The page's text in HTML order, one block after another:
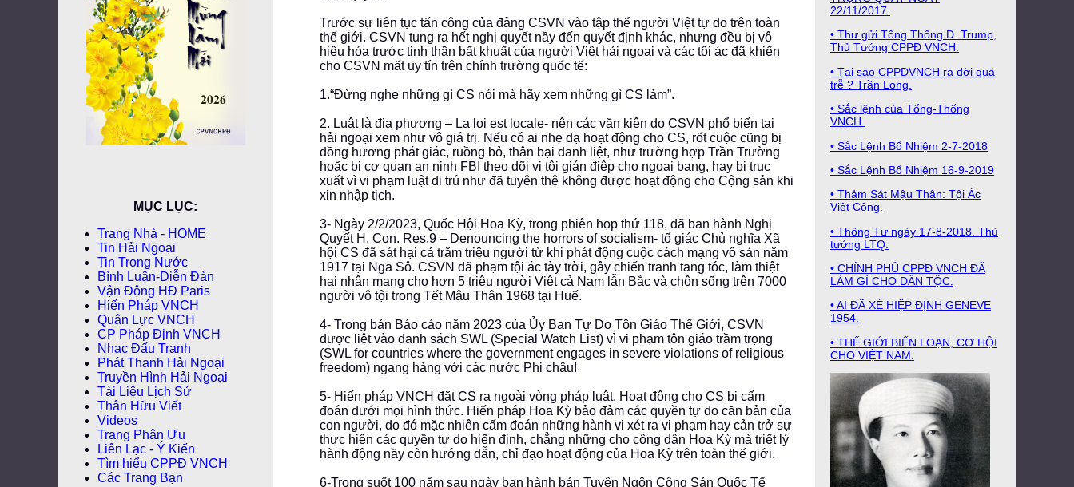
MỤC LỤC:
Trang Nhà - HOME
Tin Hải Ngoại
Tin Trong Nước
Bình Luận-Diễn Ðàn
Vận Động HĐ Paris
Hiến Pháp VNCH
Quân Lực VNCH
CP Pháp Ðịnh VNCH
Nhạc Đấu Tranh
Phát Thanh Hải Ngoại
Truyền Hình Hải Ngoại
Tài Liệu Lịch Sử
Thân Hữu Viết
Videos
Trang Phân Ưu
Liên Lạc - Ý Kiến
Tìm hiểu CPPÐ VNCH
Các Trang Bạn
22/11/2017.
• Thư gửi Tổng Thống D. Trump,
Thủ Tướng CPPĐ VNCH.
• Tại sao CPPDVNCH ra đời quá
trễ ? Trần Long.
• Sắc lệnh của Tổng-Thống
VNCH.
• Sắc Lệnh Bổ Nhiệm 2-7-2018
• Sắc Lệnh Bổ Nhiệm 16-9-2019
• Thảm Sát Mậu Thân: Tội Ác
Việt Cộng.
• Thông Tư ngày 17-8-2018. Thủ
tướng LTQ.
• CHÍNH PHỦ CPPĐ VNCH ĐÃ
LÀM GÌ CHO DÂN TỘC.
• AI ĐÃ XÉ HIỆP ĐỊNH GENEVE
1954.
• THẾ GIỚI BIẾN LOẠN, CƠ HỘI
CHO VIỆT NAM.
Trước sự liên tục tấn công của đảng CSVN vào tập thể người Việt tự do trên toàn
thế giới. CSVN tung ra hết nghị quyết nầy đến quyết định khác, nhưng đều bị vô
hiệu hóa trước tinh thần bất khuất của người Việt hải ngoại và các tội ác đã khiến
cho CSVN mất uy tín trên chính trường quốc tế:
1.“Đừng nghe những gì CS nói mà hãy xem những gì CS làm”.
2. Luật là địa phương – La loi est locale- nên các văn kiện do CSVN phổ biến tại
hải ngoại xem như vô giá trị. Nếu có ai nhẹ dạ hoạt động cho CS, rốt cuộc cũng bị
đồng hương phát giác, ruồng bỏ, thân bại danh liệt, như trường hợp Trần Trường
hoặc bị cơ quan an ninh FBI theo dõi vị tội gián điệp cho ngoại bang, hay bị trục
xuất vì vi phạm luật di trú như đã tuyên thệ không được hoạt động cho Cộng sản khi
xin nhập tịch.
3- Ngày 2/2/2023, Quốc Hội Hoa Kỳ, trong phiên họp thứ 118, đã ban hành Nghị
Quyết H. Con. Res.9 – Denouncing the horrors of socialism- tố giác Chủ nghĩa Xã
hội CS đã sát hại cả trăm triệu người từ khi phát động cuộc cách mạng vô sản năm
1917 tại Nga Sô. CSVN đã phạm tội ác tày trời, gây chiến tranh tang tóc, làm thiệt
hại nhân mạng cho hơn 5 triệu người Việt cả Nam lẫn Bắc và chôn sống trên 7000
người vô tội trong Tết Mậu Thân 1968 tại Huế.
4- Trong bản Báo cáo năm 2023 của Ủy Ban Tự Do Tôn Giáo Thế Giới, CSVN
được liệt vào danh sách SWL (Special Watch List) vì vi phạm tôn giáo trầm trọng
(SWL for countries where the government engages in severe violations of religious
freedom) ngang hàng với các nước Phi châu!
5- Hiến pháp VNCH đặt CS ra ngoài vòng pháp luật. Hoạt động cho CS bị cấm
đoán dưới mọi hình thức. Hiến pháp Hoa Kỳ bảo đảm các quyền tự do căn bản của
con người, do đó mặc nhiên cấm đoán những hành vi xét ra vi phạm hay cản trở sự
thực hiện các quyền tự do hiến định, chẳng những cho công dân Hoa Kỳ mà triết lý
hành động nầy còn hướng dẫn, chỉ đạo hoạt động của Hoa Kỳ trên toàn thế giới.
6-Trong suốt 100 năm sau ngày ban hành bản Tuyên Ngôn Cộng Sản Quốc Tế